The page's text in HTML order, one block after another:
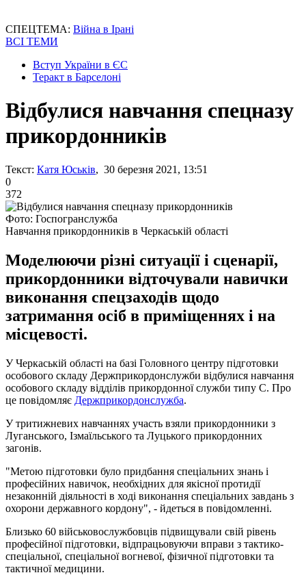
СПЕЦТЕМА: Війна в Ірані
ВСІ ТЕМИ
Вступ України в ЄС
Теракт в Барселоні
Відбулися навчання спецназу
прикордонників
Текст: Катя Юськів, 30 березня 2021, 13:51
0
372
Фото: Госпогранслужба
Навчання прикордонників в Черкаській області
Моделюючи різні ситуації і сценарії,
прикордонники відточували навички
виконання спецзаходів щодо
затримання осіб в приміщеннях і на
місцевості.
У Черкаській області на базі Головного центру підготовки
особового складу Держприкордонслужби відбулися навчання
особового складу відділів прикордонної служби типу С. Про
це повідомляє Держприкордонслужба.
У тритижневих навчаннях участь взяли прикордонники з
Луганського, Ізмаїльського та Луцького прикордонних
загонів.
"Метою підготовки було придбання спеціальних знань і
професійних навичок, необхідних для якісної протидії
незаконній діяльності в ході виконання спеціальних завдань з
охорони державного кордону", - йдеться в повідомленні.
Близько 60 військовослужбовців підвищували свій рівень
професійної підготовки, відпрацьовуючи вправи з тактико-
спеціальної, спеціальної вогневої, фізичної підготовки та
тактичної медицини.